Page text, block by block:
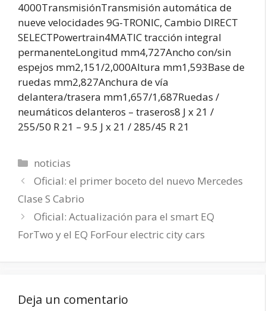
4000TransmisiónTransmisión automática de
nueve velocidades 9G-TRONIC, Cambio DIRECT
SELECTPowertrain4MATIC tracción integral
permanenteLongitud mm4,727Ancho con/sin
espejos mm2,151/2,000Altura mm1,593Base de
ruedas mm2,827Anchura de vía
delantera/trasera mm1,657/1,687Ruedas /
neumáticos delanteros – traseros8 J x 21 /
255/50 R 21 – 9.5 J x 21 / 285/45 R 21
Categorías
noticias
Oficial: el primer boceto del nuevo Mercedes
Clase S Cabrio
Oficial: Actualización para el smart EQ
ForTwo y el EQ ForFour electric city cars
Deja un comentario